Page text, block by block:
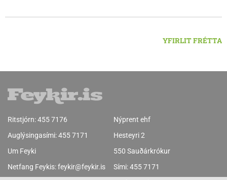
YFIRLIT FRÉTTA
Ritstjórn:455 7176
Auglýsingasími:455 7171
Um Feyki
Netfang Feykis:feykir@feykir.is
Nýprent ehf
Hesteyri 2
550 Sauðárkrókur
Sími:455 7171